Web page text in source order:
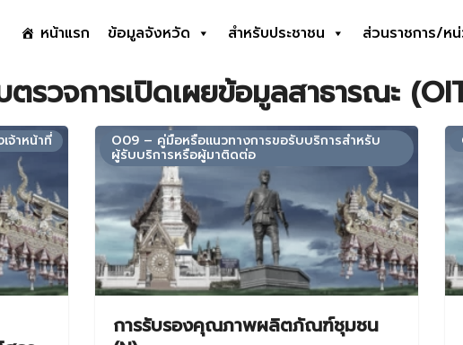
หน้าแรก ข้อมูลจังหวัด สำหรับประชาชน ส่วนราชการ/ห
for:
รวจการเปิดเผยข้อมูลสาธารณะ
จ้าหน้าที่ O09 – คู่มือหรือแนวทางการขอรับบริการสำหรับ
ผู้รับบริการหรือผู้มาติดต่อ
การรับรองคุณภาพผลิตภัณฑ์ชุมชน